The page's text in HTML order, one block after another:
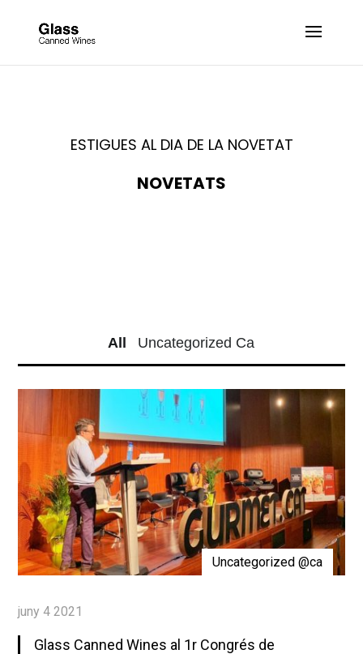
ESTIGUES AL DIA DE LA NOVETAT
NOVETATS
All
All Uncategorized Ca
Uncategorized @ca
juny 4 2021
Glass Canned Wines al 1r Congrés de